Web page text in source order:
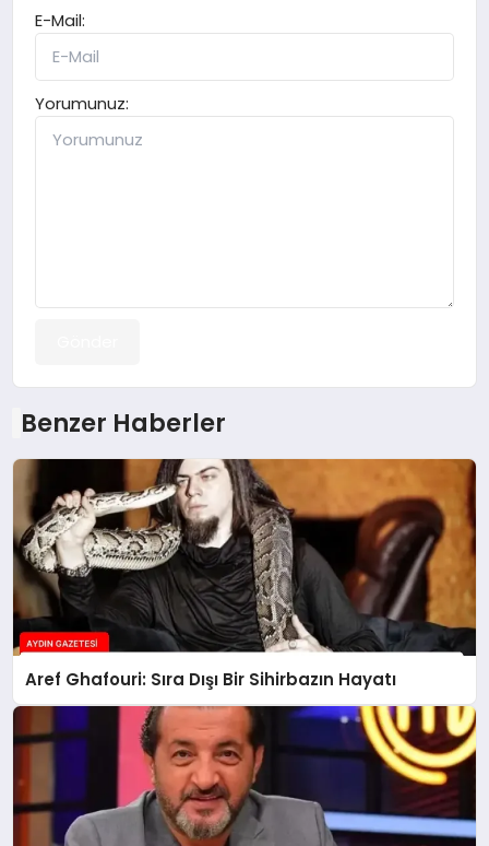
E-Mail:
Yorumunuz:
Benzer Haberler
Aref Ghafouri: Sıra Dışı Bir Sihirbazın Hayatı